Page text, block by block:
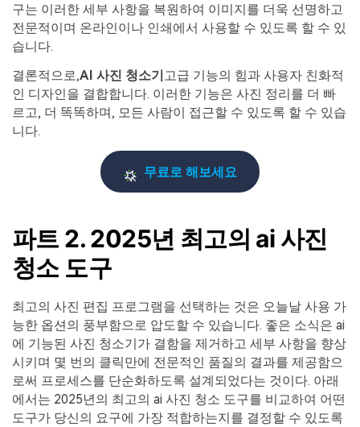
구는 이러한 세부 사항을 복원하여 이미지를 더욱 선명하고
전문적이며 온라인이나 인쇄에서 사용할 수 있도록 할 수 있
습니다.
결론적으로,AI 사진 청소기고급 기능의 힘과 사용자 친화적
인 디자인을 결합합니다. 이러한 기능은 사진 정리를 더 빠
르고, 더 똑똑하며, 모든 사람이 접근할 수 있도록 할 수 있습
니다.
무료로 해보세요
파트 2. 2025년 최고의 ai 사진
청소 도구
최고의 사진 편집 프로그램을 선택하는 것은 오늘날 사용 가
능한 옵션의 풍부함으로 압도할 수 있습니다. 좋은 소식은 ai
에 기능된 사진 청소기가 결함을 제거하고 세부 사항을 향상
시키며 몇 번의 클릭만에 전문적인 품질의 결과를 제공함으
로써 프로세스를 단순화하도록 설계되었다는 것이다. 아래
에서는 2025년의 최고의 ai 사진 청소 도구를 비교하여 어떤
도구가 당신의 요구에 가장 적합하는지를 결정할 수 있도록